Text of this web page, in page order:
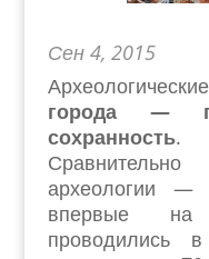
Сен 4, 2015
города —
сохранность.
археологии
впервые на
проводились